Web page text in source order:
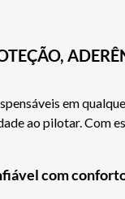
em
ao pilotar. Com
com